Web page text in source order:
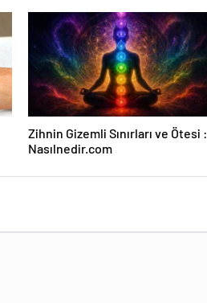
Zihnin Gizemli Sınırları ve Ötesi :
Nasılnedir.com